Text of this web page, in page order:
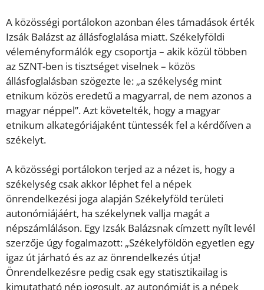
A közösségi portálokon azonban éles támadások érték
Izsák Balázst az állásfoglalása miatt. Székelyföldi
véleményformálók egy csoportja – akik közül többen
az SZNT-ben is tisztséget viselnek – közös
állásfoglalásban szögezte le: „a székelység mint
etnikum közös eredetű a magyarral, de nem azonos a
magyar néppel”. Azt követelték, hogy a magyar
etnikum alkategóriájaként tüntessék fel a kérdőíven a
székelyt.
A közösségi portálokon terjed az a nézet is, hogy a
székelység csak akkor léphet fel a népek
önrendelkezési joga alapján Székelyföld területi
autonómiájáért, ha székelynek vallja magát a
népszámláláson. Egy Izsák Balázsnak címzett nyílt levél
szerzője úgy fogalmazott: „Székelyföldön egyetlen egy
igaz út járható és az az önrendelkezés útja!
Önrendelkezésre pedig csak egy statisztikailag is
kimutatható nép jogosult, az autonómiát is a népek